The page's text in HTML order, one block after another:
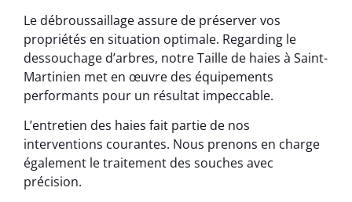
Le débroussaillage assure de préserver vos
propriétés en situation optimale. Regarding le
dessouchage d’arbres, notre Taille de haies à Saint-
Martinien met en œuvre des équipements
performants pour un résultat impeccable.
L’entretien des haies fait partie de nos
interventions courantes. Nous prenons en charge
également le traitement des souches avec
précision.